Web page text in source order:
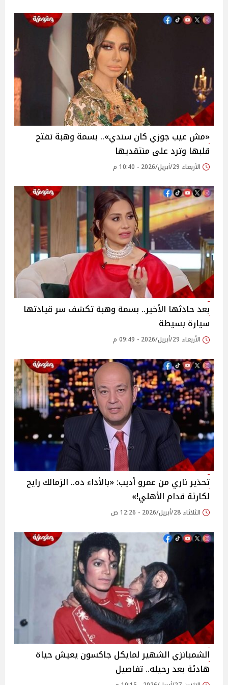
«مش عيب جوزي كان سندي».. بسمة وهبة تفتح
قلبها وترد على منتقديها
الأربعاء 29/أبريل/2026 - 10:40 م
بعد حادثها الأخير.. بسمة وهبة تكشف سر قيادتها
سيارة بسيطة
الأربعاء 29/أبريل/2026 - 09:49 م
تحذير ناري من عمرو أديب: «بالأداء ده.. الزمالك رايح
لكارثة قدام الأهلي!»
الثلاثاء 28/أبريل/2026 - 12:26 ص
الشمبانزي الشهير لمايكل جاكسون يعيش حياة
هادئة بعد رحيله.. تفاصيل